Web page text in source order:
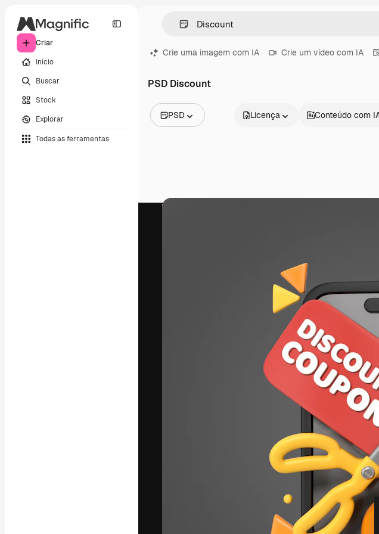
Criar
Início
Buscar
Stock
Explorar
Todas as ferramentas
Crie uma imagem com IA Crie um vídeo com IA
PSD Discount
PSD
Vídeos
Licença Conteúdo com
A plataforma criativa para você direcionar
seu melhor trabalho. Mais de 1 milhão de
assinantes entre criativos, empresas,
agências e estúdios.
2026Freepik Company S.L.U.